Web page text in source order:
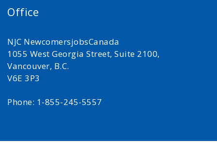
Office
NJC NewcomersjobsCanada
1055 West Georgia Street, Suite 2100,
Vancouver, B.C.
V6E 3P3
Phone: 1-855-245-5557